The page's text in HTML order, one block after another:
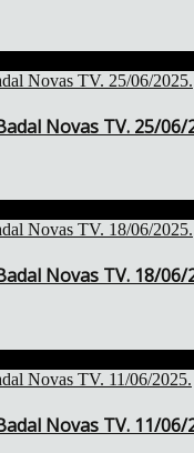
Novas TV. 25/06/
Novas TV. 18/06/
Novas TV. 11/06/